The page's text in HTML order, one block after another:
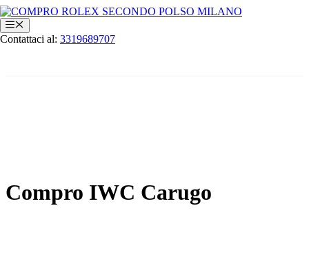
Vai
al
contenuto
Menu
Contattaci al: 3319689707
Compro IWC Carugo